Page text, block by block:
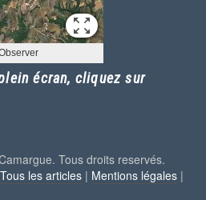
écran, cliquez sur
Tous droits reservés.
Tous les articles | Mentions légales |